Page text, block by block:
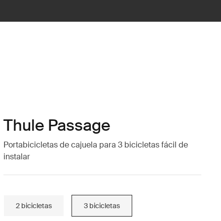
Thule Passage
Portabicicletas de cajuela para 3 bicicletas fácil de
instalar
2 bicicletas 3 bicicletas